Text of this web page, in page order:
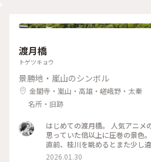
倉 #小町通り
渡月橋
トゲツキョウ
景勝地・嵐山のシンボル
金閣寺・嵐山・高雄・嵯峨野・太秦
名所・旧跡
はじめての渡月橋。 人気アニメ
思っていた倍以上に圧巻の景色。 奥まで歩いて橋を渡り切る
直前、桂川を眺めるとまた少し違
月橋 #嵐山 #京都旅行 #嵐電
2026.01.30